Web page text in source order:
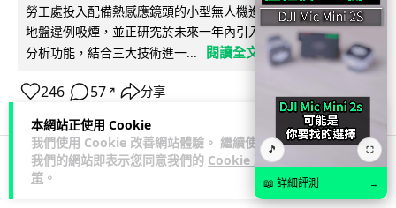
本網站正使用 Cookie
我們使用 Cookie 改善網站體驗。 繼續使用
我們的網站即表示您同意我們的 Cookie 政
策 。
勞工處投入配備熱感應鏡頭的小型無人機進行高空巡邏以打擊
地盤違例吸煙，並正研究於未來一年內引入 AI 人臉識別與行為
分析功能，結合三大技術進一...
閱讀全文
246 57 ↗ 分享
人工智能
🎵 ⛶
📖 詳細評測 →